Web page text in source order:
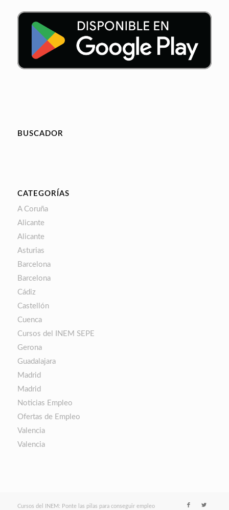
BUSCADOR
CATEGORÍAS
A Coruña
Alicante
Alicante
Asturias
Barcelona
Barcelona
Cádiz
Castellón
Cuenca
Cursos del INEM SEPE
Gerona
Guadalajara
Madrid
Madrid
Noticias Empleo
Ofertas de Empleo
Valencia
Valencia
Cursos del INEM: Ponte las pilas para conseguir empleo